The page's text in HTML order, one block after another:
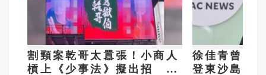
割頸案乾哥太囂張！小商人
槓上《少事法》擬出招 網
徐佳青曾喊
登東沙島被